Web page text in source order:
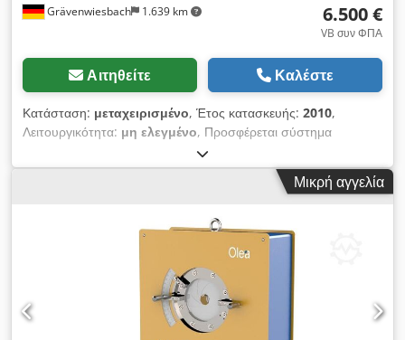
Grävenwiesbach 1.639 km 6.500 €
VB συν ΦΠΑ
Αιτηθείτε Καλέστε
Κατάσταση: μεταχειρισμένο, Έτος κατασκευής: 2010,
Λειτουργικότητα: μη ελεγμένο, Προσφέρεται σύστημα
ψυκτικού για γαλάκτωμα με ιμάντα φίλτρου. Έτος κατασκευής
2010 Ρυθμός ροής 500l/min Κατανάλωση ισχύος 21,2KW
Περισσότερα στοιχεία μπορείτε να βρείτε στην πινακίδα τύπου.
Μικρή αγγελία